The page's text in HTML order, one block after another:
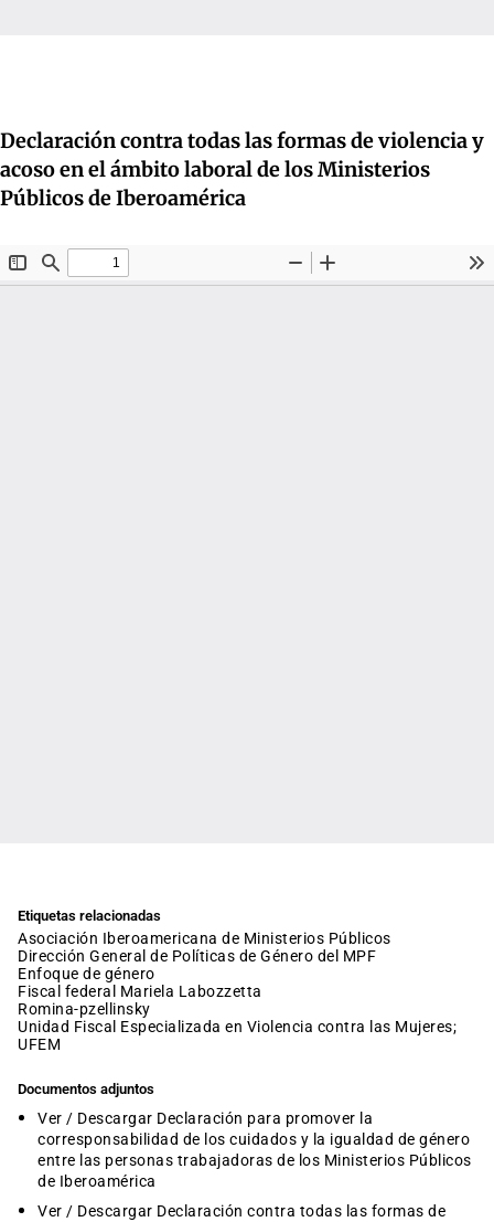
Declaración contra todas las formas de violencia y
acoso en el ámbito laboral de los Ministerios
Públicos de Iberoamérica
Etiquetas relacionadas
Asociación Iberoamericana de Ministerios Públicos
Dirección General de Políticas de Género del MPF
enfoque de género
fiscal federal Mariela Labozzetta
romina-pzellinsky
Unidad Fiscal Especializada en Violencia contra las Mujeres;
UFEM
Documentos adjuntos
Ver / Descargar Declaración para promover la
corresponsabilidad de los cuidados y la igualdad de género
entre las personas trabajadoras de los Ministerios Públicos
de Iberoamérica
Ver / Descargar Declaración contra todas las formas de